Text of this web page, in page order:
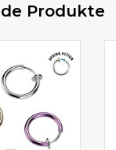
Produkte